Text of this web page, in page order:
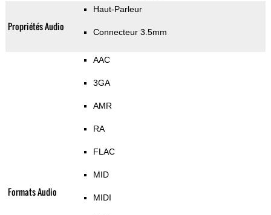
Propriétés Audio
Haut-Parleur
Connecteur 3.5mm
Formats Audio
AAC
3GA
AMR
RA
FLAC
MID
MIDI